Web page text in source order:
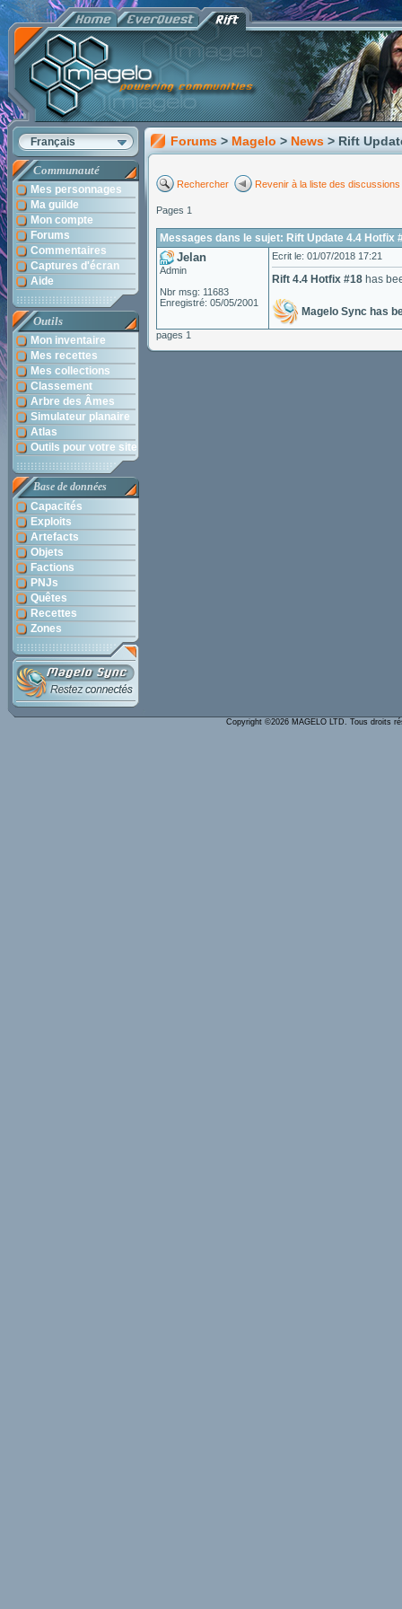
Français
Communauté
Mes personnages
Ma guilde
Mon compte
Forums
Commentaires
Captures d'écran
Aide
Outils
Mon inventaire
Mes recettes
Mes collections
Classement
Arbre des Âmes
Simulateur planaire
Atlas
Outils pour votre site
Base de données
Capacités
Exploits
Artefacts
Objets
Factions
PNJs
Quêtes
Recettes
Zones
Forums > Magelo > News > Rift
Rechercher Revenir à la liste des discussions
Pages 1
Messages dans le sujet: Rift Update 4.4 Hotfix
Jelan
Admin
Nbr msg: 11683
Enregistré: 05/05/2001
Ecrit le: 01/07/2018 17:21
Rift 4.4 Hotfix #18 has
Magelo Sync has
pages 1
Copyright ©2026 MAGELO LTD. Tous droits